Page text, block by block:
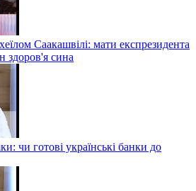
Саакашвілі: мати експрезидента
здоров'я сина
чи готові українські банки до